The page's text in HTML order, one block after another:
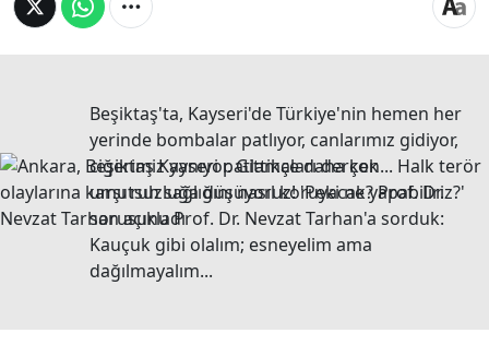
Beşiktaş'ta, Kayseri'de Türkiye'nin hemen her
yerinde bombalar patlıyor, canlarımız gidiyor,
ciğerimiz yanıyor. Gittikçe daha çok
umutsuzluğa düşüyoruz! 'Peki ne yapabiliriz?'
sorusunu Prof. Dr. Nevzat Tarhan'a sorduk:
Kauçuk gibi olalım; esneyelim ama
dağılmayalım...